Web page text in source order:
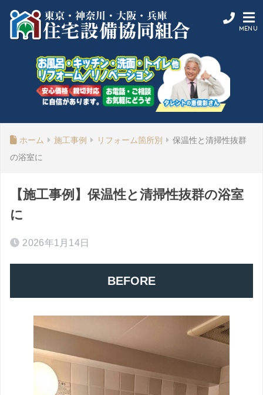
ホーム 施工事例 リフォーム箇所別
保温性と清掃性抜群
の浴室に
【施工事例】保温性と清掃性抜群の浴室
に
2026年1月14日
BEFORE